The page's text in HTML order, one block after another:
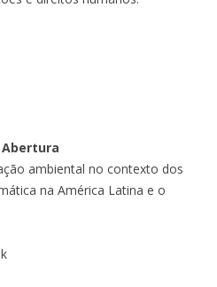
Abertura
ambiental no contexto dos
na América Latina e o